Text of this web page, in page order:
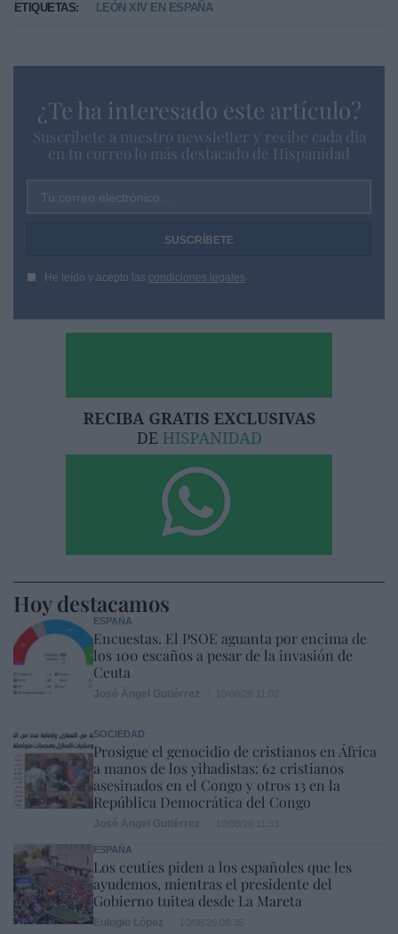
ETIQUETAS: LEÓN XIV EN ESPAÑA
¿Te ha interesado este artículo?
Suscríbete a nuestro newsletter y recibe cada dia
en tu correo lo más destacado de Hispanidad
Tu correo electrónico...
He leído y acepto las condiciones legales
Hoy destacamos
ESPAÑA
Encuestas. El PSOE aguanta por encima de
los 100 escaños a pesar de la invasión de
Ceuta
SOCIEDAD
Prosigue el genocidio de cristianos en África
a manos de los yihadistas: 62 cristianos
asesinados en el Congo y otros 13 en la
República Democrática del Congo
ESPAÑA
Los ceutíes piden a los españoles que les
ayudemos, mientras el presidente del
Gobierno tuitea desde La Mareta